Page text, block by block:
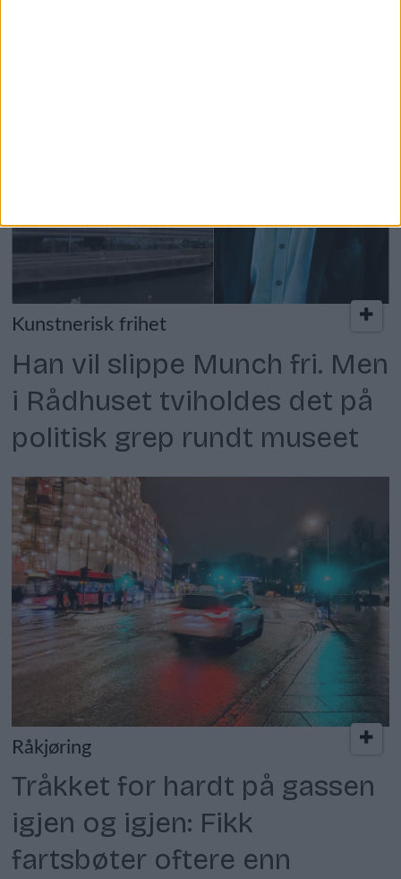
Kunstnerisk frihet
Han vil slippe Munch fri. Men
i Rådhuset tviholdes det på
politisk grep rundt museet
Råkjøring
Tråkket for hardt på gassen
igjen og igjen: Fikk
fartsbøter oftere enn